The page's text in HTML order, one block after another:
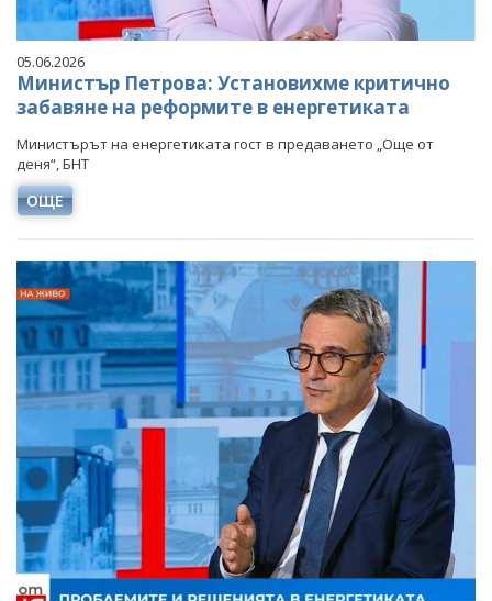
05.06.2026
Министър Петрова: Установихме критично
забавяне на реформите в енергетиката
Министърът на енергетиката гост в предаването „Още от
деня“, БНТ
ОЩЕ